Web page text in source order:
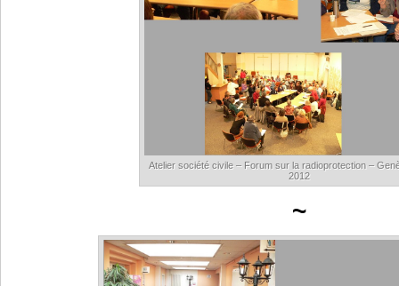
Atelier société civile – Forum sur la radioprotection –
2012
~